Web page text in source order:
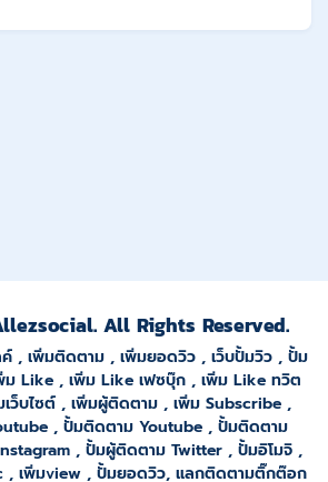
All Rights Reserved.
, เพิ่มติดตาม, เพิ่มยอดวิว, เว็บปั้มวิว, ปั้ม
ม Like , เพิ่ม Like เฟซบุ๊ก , เพิ่ม Like ทวิต
ว็บไซต์ , เพิ่มผู้ติดตาม , เพิ่ม Subscribe ,
, ปั้มติดตาม Youtube, ปั้มติดตาม
, ปั้มผู้ติดตาม Twitter , ปั้มอิโมจิ ,
, เพิ่มview , ปั้มยอดวิว, แลกติดตามติ๊กต๊อก